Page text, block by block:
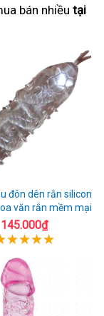
bán nhiều tại
đôn dên rắn silicon
văn rắn mềm mại
145.000₫